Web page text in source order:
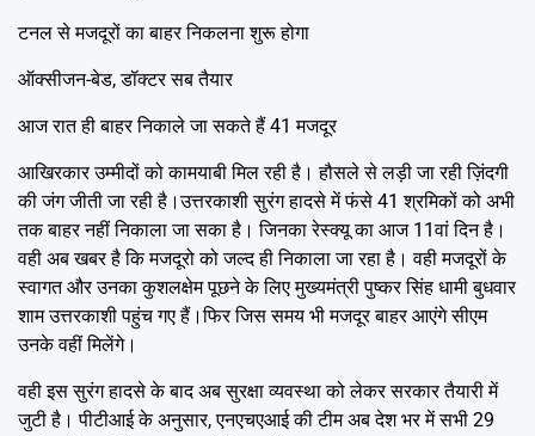
टनल से मजदूरों का बाहर निकलना शुरू होगा
ऑक्सीजन-बेड, डॉक्टर सब तैयार
आज रात ही बाहर निकाले जा सकते हैं 41 मजदूर
आखिरकार उम्मीदों को कामयाबी मिल रही है। हौसले से लड़ी जा रही ज़िंदगी
की जंग जीती जा रही है।उत्तरकाशी सुरंग हादसे में फंसे 41 श्रमिकों को अभी
तक बाहर नहीं निकाला जा सका है। जिनका रेस्क्यू का आज 11वां दिन है।
वही अब खबर है कि मजदूरो को जल्द ही निकाला जा रहा है। वही मजदूरों के
स्वागत और उनका कुशलक्षेम पूछने के लिए मुख्यमंत्री पुष्कर सिंह धामी बुधवार
शाम उत्तरकाशी पहुंच गए हैं।फिर जिस समय भी मजदूर बाहर आएंगे सीएम
उनके वहीं मिलेंगे।
वही इस सुरंग हादसे के बाद अब सुरक्षा व्यवस्था को लेकर सरकार तैयारी में
जुटी है। पीटीआई के अनुसार, एनएचएआई की टीम अब देश भर में सभी 29